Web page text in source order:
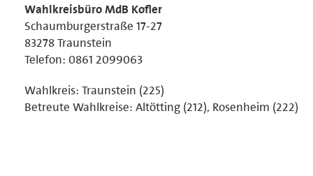
Wahlkreisbüro MdB Kofler
Schaumburgerstraße 17-27
83278 Traunstein
Telefon: 0861 2099063
Wahlkreis: Traunstein (225)
Betreute Wahlkreise: Altötting (212), Rosenheim (222)